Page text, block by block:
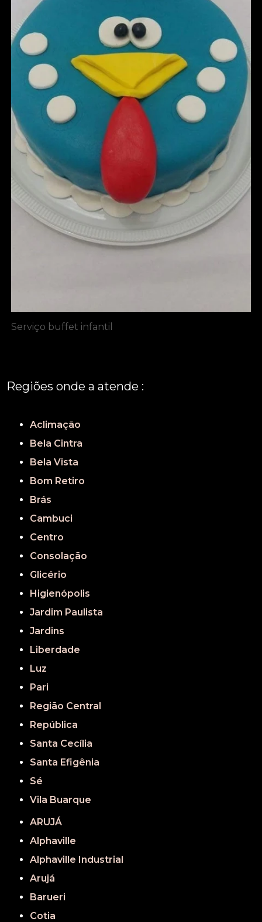
Serviço buffet infantil
Regiões onde a atende :
Aclimação
Bela Cintra
Bela Vista
Bom Retiro
Brás
Cambuci
Centro
Consolação
Glicério
Higienópolis
Jardim Paulista
Jardins
Liberdade
Luz
Pari
Região Central
República
Santa Cecília
Santa Efigênia
Sé
Vila Buarque
ARUJÁ
Alphaville
Alphaville Industrial
Arujá
Barueri
Cotia